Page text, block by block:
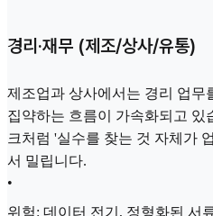
경리·재무 (제조/상사/유통)
제조업과 상사에서는 경리 업무
집약하는 흐름이 가속화되고 있
크처럼 '실수를 찾는 것 자체가
서 밀립니다.
•
위험: 데이터 전기, 정형화된 서